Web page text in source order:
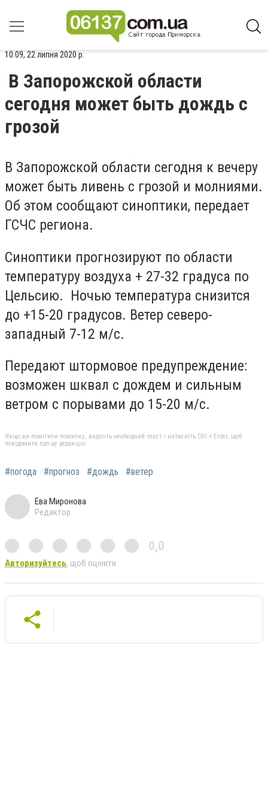
10:09, 22 липня 2020 р.
В Запорожской области
сегодня может быть дождь с
грозой
В Запорожской области сегодня к вечеру
может быть ливень с грозой и молниями.
Об этом сообщают синоптики, передает
ГСЧС региона.
Синоптики прогнозируют по области
температуру воздуха + 27-32 градуса по
Цельсию. Ночью температура снизится
до +15-20 градусов. Ветер северо-
западный 7-12 м/с.
Передают штормовое предупреждение:
возможен шквал с дождем и сильным
ветром с порывами до 15-20 м/с.
Якщо ви помітили помилку, виділіть необхідний текст і натисніть Ctrl + Enter, щоб
повідомити про це редакцію
#погода #прогноз #дождь #ветер
Ева Миронова
Редактор
0,0
Авторизуйтесь, щоб оцінити